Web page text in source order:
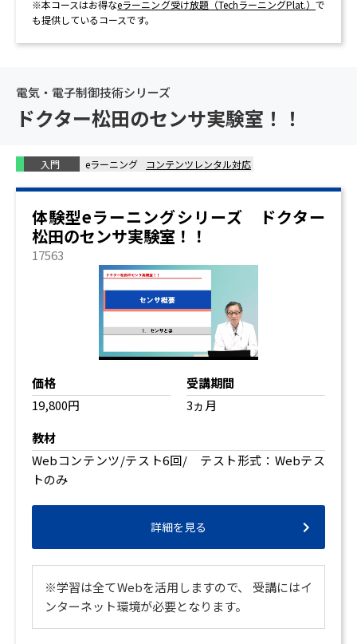
※本コースはお得なeラーニング受け放題（TechラーニングPlat.）で
も提供しているコースです。
電気・電子制御技術シリーズ
ドクター松田のセンサ実験室！！
入門 eラーニング コンテンツレンタル対応
体験型eラーニングシリーズ ドクター
松田のセンサ実験室！！
17563
価格
19,800円
受講期間
3ヵ月
教材
Webコンテンツ/テスト6回/ テスト形式：Webテス
トのみ
詳細を見る
※学習は全てWebを活用しますので、 受講にはイ
ンターネット環境が必要となります。